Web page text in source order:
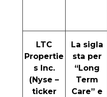
LTC
Propertie
s Inc.
(Nyse –
ticker
La sigla
sta per
“Long
Term
Care” e